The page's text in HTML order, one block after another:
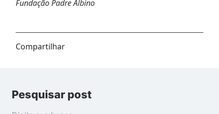
Fundação Padre Albino
Compartilhar
Pesquisar post